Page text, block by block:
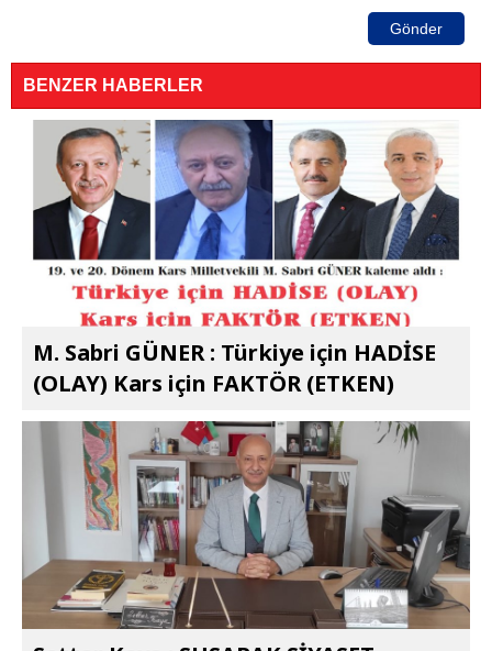
Gönder
BENZER HABERLER
M. Sabri GÜNER : Türkiye için HADİSE
(OLAY) Kars için FAKTÖR (ETKEN)